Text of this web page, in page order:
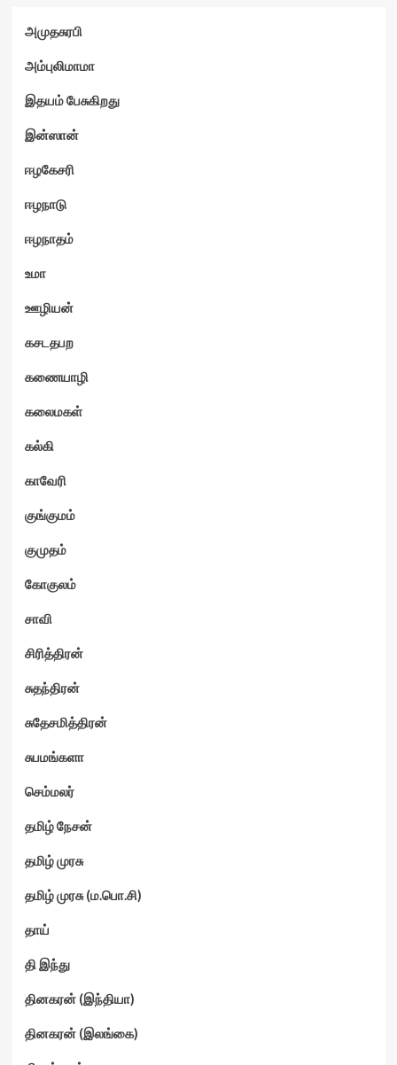
அமுதசுரபி
அம்புலிமாமா
இதயம் பேசுகிறது
இன்ஸான்
ஈழகேசரி
ஈழநாடு
ஈழநாதம்
உமா
ஊழியன்
கசடதபற
கணையாழி
கலைமகள்
கல்கி
காவேரி
குங்குமம்
குமுதம்
கோகுலம்
சாவி
சிரித்திரன்
சுதந்திரன்
சுதேசமித்திரன்
சுபமங்களா
செம்மலர்
தமிழ் நேசன்
தமிழ் முரசு
தமிழ் முரசு (ம.பொ.சி)
தாய்
தி இந்து
தினகரன் (இந்தியா)
தினகரன் (இலங்கை)